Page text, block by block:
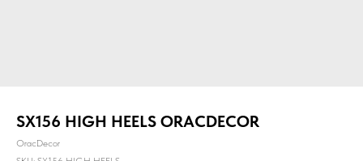
SX156 HIGH HEELS ORACDECOR
OracDecor